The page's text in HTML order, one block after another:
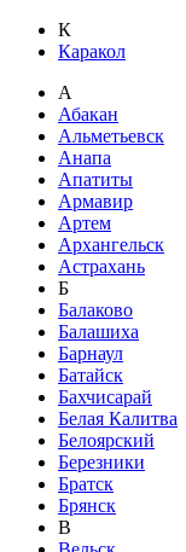
К
Каракол
А
Абакан
Альметьевск
Анапа
Апатиты
Армавир
Артем
Архангельск
Астрахань
Б
Балаково
Балашиха
Барнаул
Батайск
Бахчисарай
Белая Калитва
Белоярский
Березники
Братск
Брянск
В